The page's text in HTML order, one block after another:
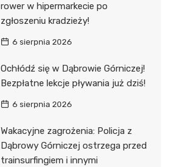
rower w hipermarkecie po
zgłoszeniu kradzieży!
6 sierpnia 2026
Ochłódź się w Dąbrowie Górniczej!
Bezpłatne lekcje pływania już dziś!
6 sierpnia 2026
Wakacyjne zagrożenia: Policja z
Dąbrowy Górniczej ostrzega przed
trainsurfingiem i innymi